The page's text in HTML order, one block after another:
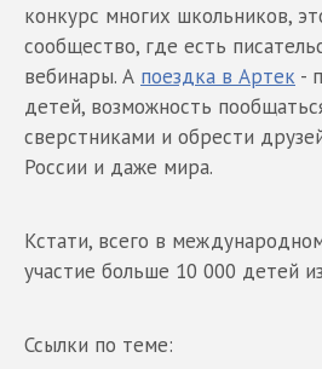
конкурс многих школьников,
сообщество, где есть
вебинары. А поездка в Артек -
детей, возможность
сверстниками и обрести
России и даже мира.
Кстати, всего в
участие больше 10 000 детей
Ссылки по теме: